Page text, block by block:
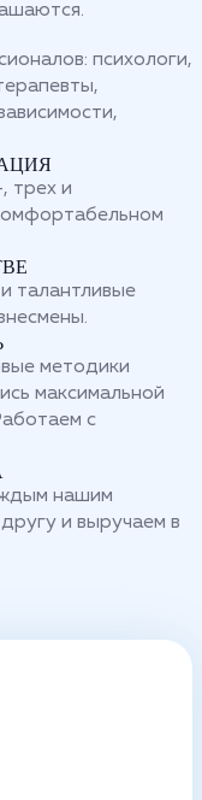
психологи,
трех и
талантливые
методики
максимальной
с
нашим
и выручаем в